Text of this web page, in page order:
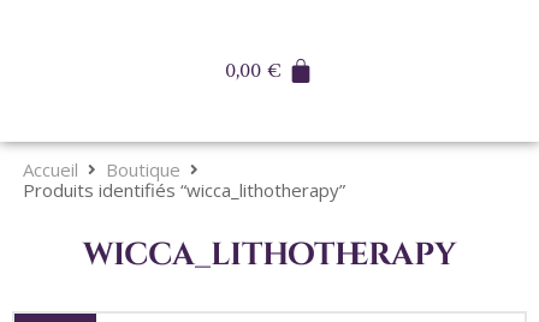
0,00€
Accueil
Boutique
Produits identifiés “wicca_lithotherapy”
wicca_lithotherapy